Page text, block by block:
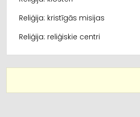
Reliģija: kristīgās misijas
Reliģija: reliģiskie centri